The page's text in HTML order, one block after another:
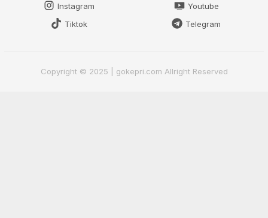
Instagram
Youtube
Tiktok
Telegram
Copyright © 2025 | gokepri.com Allright Reserved